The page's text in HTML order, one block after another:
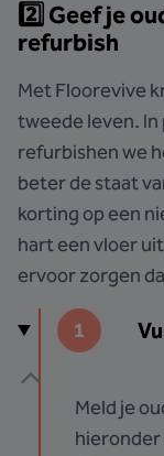
2️⃣ Geef je
refurbish
Met Floorevive
tweede leven. In
refurbishen we
beter de staat
korting op een
hart een vloer
ervoor zorgen
1
Meld je
hieronder